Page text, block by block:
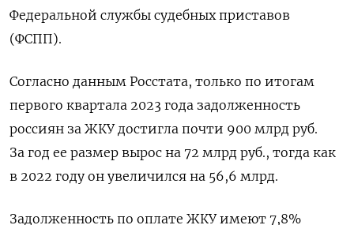
Федеральной службы судебных приставов
(ФСПП).
Согласно данным Росстата, только по итогам
первого квартала 2023 года задолженность
россиян за ЖКУ достигла почти 900 млрд руб.
За год ее размер вырос на 72 млрд руб., тогда как
в 2022 году он увеличился на 56,6 млрд.
Задолженность по оплате ЖКУ имеют 7,8%